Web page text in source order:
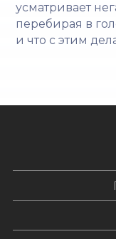
усматривает
перебирая в
и что с этим